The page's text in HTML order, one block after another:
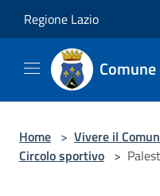
Regione Lazio
Home > Vivere il
Circolo sportivo >